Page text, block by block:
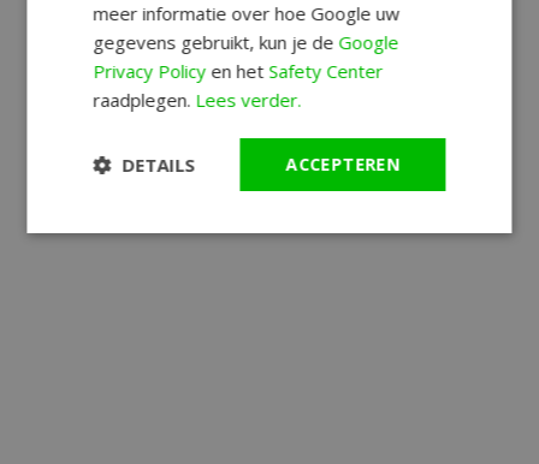
meer informatie over hoe Google uw
gegevens gebruikt, kun je deGoogle
Privacy Policyen hetSafety Center
raadplegen. Lees verder.
ACCEPTEREN
DETAILS